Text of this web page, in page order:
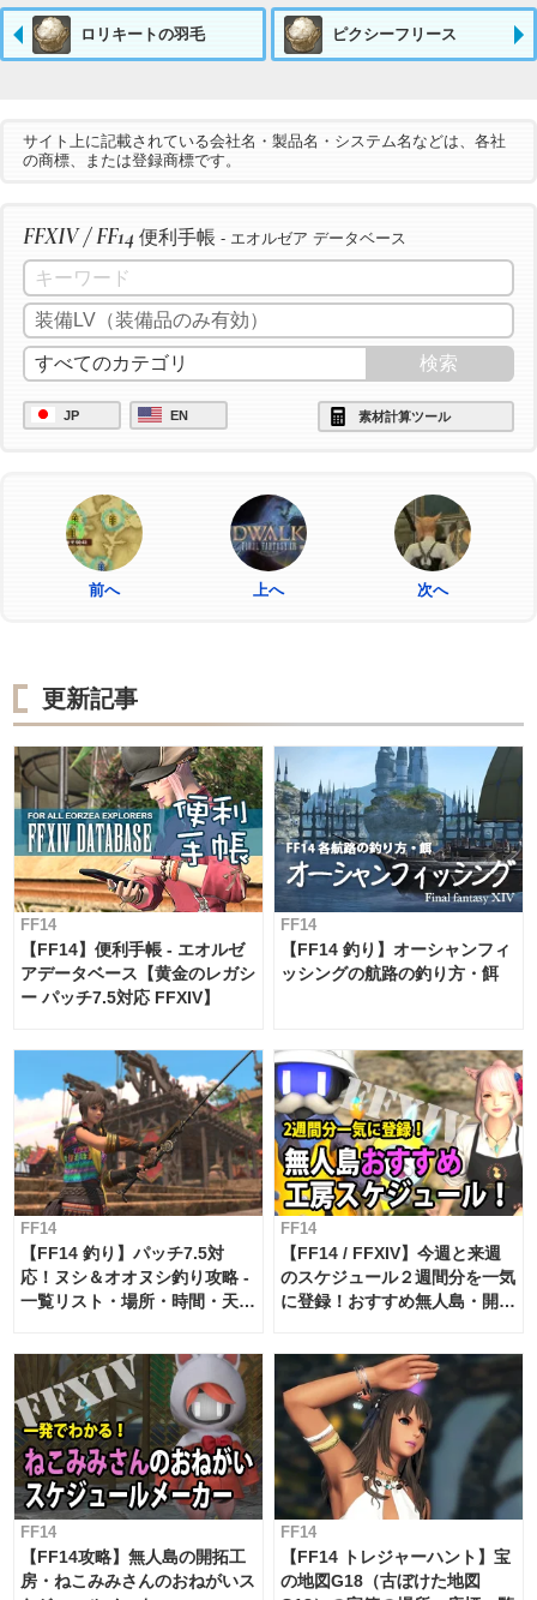
ロリキートの羽毛 ピクシーフリース
サイト上に記載されている会社名・製品名・システム名などは、各社
の商標、または登録商標です。
FFXIV / FF14 便利手帳 - エオルゼア データベース
JP EN 素材計算ツール
前へ 上へ 次へ
更新記事
FF14
【FF14】便利手帳 - エオルゼ
アデータベース【黄金のレガシ
ー パッチ7.5対応 FFXIV】
FF14
【FF14 釣り】オーシャンフィ
ッシングの航路の釣り方・餌
FF14
【FF14 釣り】パッチ7.5対
応！ヌシ＆オオヌシ釣り攻略 -
一覧リスト・場所・時間・天
FF14
【FF14 / FFXIV】今週と来週
のスケジュール２週間分を一気
に登録！おすすめ無人島・開拓
対応 / 毎週更新中】
FF14
【FF14攻略】無人島の開拓工
房・ねこみみさんのおねがいス
FF14
【FF14 トレジャーハント】宝
の地図G18（古ぼけた地図